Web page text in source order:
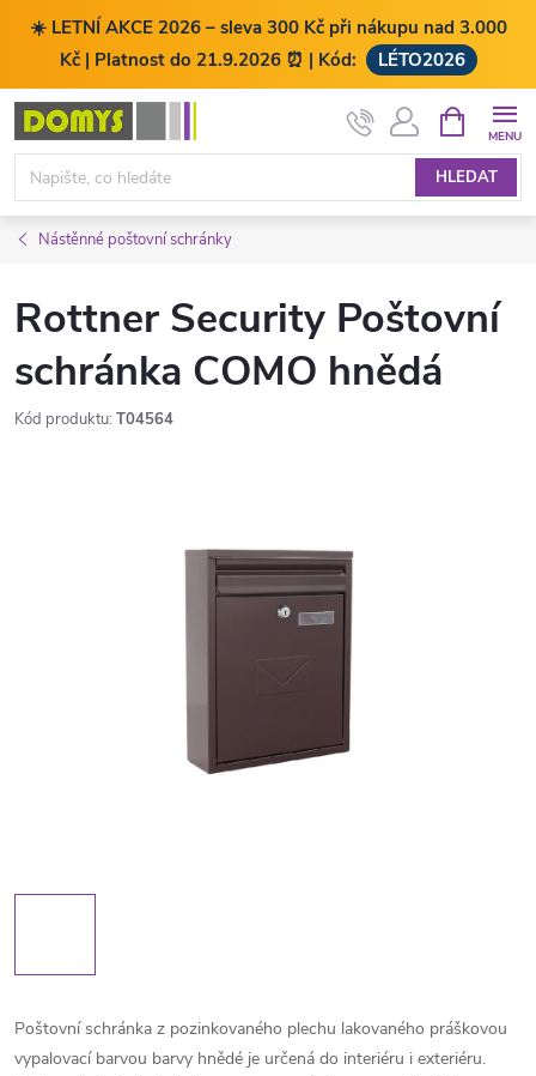
☀️ LETNÍ AKCE 2026 – sleva 300 Kč při nákupu nad 3.000
Kč | Platnost do 21.9.2026 ⏰ | Kód:
LÉTO2026
Přejít
obsah
HLEDAT
NÁKUPNÍ
KOŠÍK
Nástěnné poštovní schránky
Rottner Security Poštovní
schránka COMO hnědá
Kód produktu: T04564
Poštovní schránka z pozinkovaného plechu lakovaného práškovou
vypalovací barvou barvy hnědé je určená do interiéru i exteriéru.